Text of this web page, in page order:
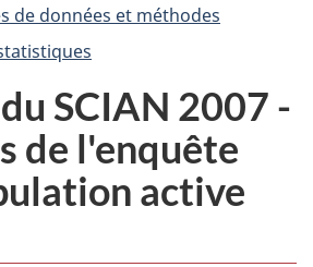
de données et méthodes
SCIAN 2007 -
de l'enquête
active